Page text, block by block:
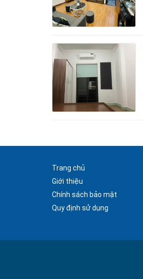
Trang chủ
Giới thiệu
Chính sách bảo mật
Quy định sử dụng